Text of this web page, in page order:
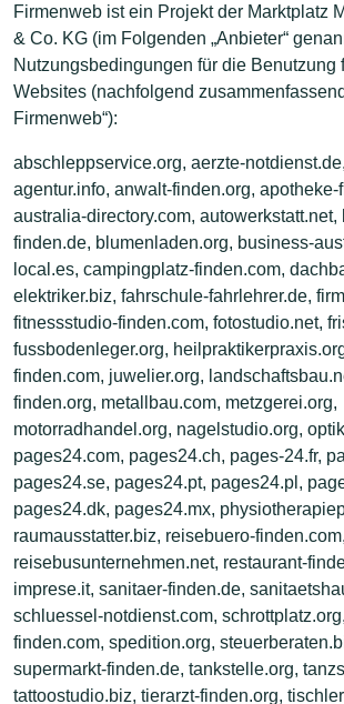
Firmenweb ist ein Projekt der Marktplatz
& Co. KG (im Folgenden „Anbieter“
Nutzungsbedingungen für die Benutzung
Websites (nachfolgend
Firmenweb“):
abschleppservice.org, aerzte-
agentur.info, anwalt-finden.org, apotheke-
australia-directory.com, autowerkstatt.net,
finden.de, blumenladen.org, business-
local.es, campingplatz-finden.com,
elektriker.biz, fahrschule-fahrlehrer.de,
fitnessstudio-finden.com, fotostudio.net,
fussbodenleger.org,
finden.com, juwelier.org,
finden.org, metallbau.com, metzgerei.org,
motorradhandel.org, nagelstudio.org,
pages24.com, pages24.ch, pages-24.fr,
pages24.se, pages24.pt, pages24.pl,
pages24.dk, pages24.mx,
raumausstatter.biz, reisebuero-finden.com,
reisebusunternehmen.net, restaurant-
imprese.it, sanitaer-finden.de,
schluessel-notdienst.com,
finden.com, spedition.org,
supermarkt-finden.de, tankstelle.org,
tattoostudio.biz, tierarzt-finden.org,